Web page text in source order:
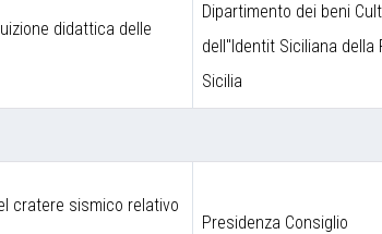
didattica delle
Dipartimento dei beni
dell''Identit Siciliana della
Sicilia
cratere sismico relativo
Presidenza Consiglio